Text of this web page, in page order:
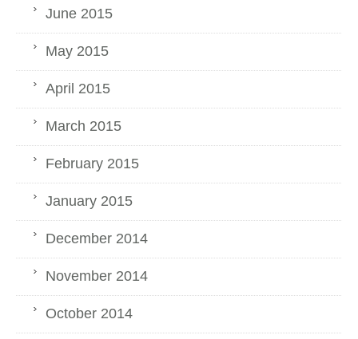
June 2015
May 2015
April 2015
March 2015
February 2015
January 2015
December 2014
November 2014
October 2014